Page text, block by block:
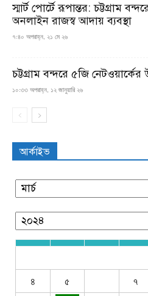
স্মার্ট পোর্টে রূপান্তর: চট্টগ্রাম
অনলাইন রাজস্ব আদায় ব্যবস্থা
৭:৪০ অপরাহ্ন, ২১ মে ২৬
চট্টগ্রাম বন্দরে ৫জি নেটওয়ার্কের
১০:৩৩ অপরাহ্ন, ১২ জানুয়ারি ২৬
আর্কাইভ
৪
৫ ৭